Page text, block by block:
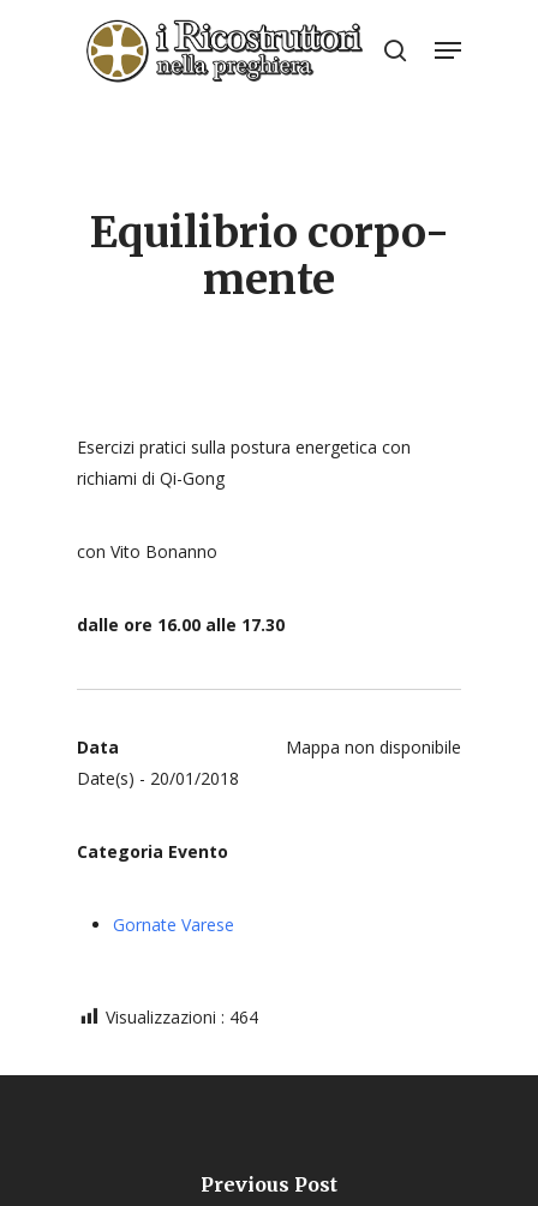
search
Menu
Equilibrio corpo-
mente
Esercizi pratici sulla postura energetica con
richiami di Qi-Gong
con Vito Bonanno
dalle ore 16.00 alle 17.30
Mappa non disponibile
Data
Date(s) - 20/01/2018
Categoria Evento
Gornate Varese
Visualizzazioni : 464
Previous Post